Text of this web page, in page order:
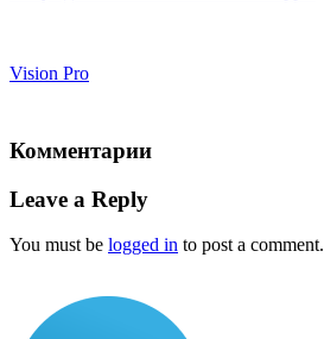
Vision Pro
Комментарии
Leave a Reply
You must be logged in to post a comment.